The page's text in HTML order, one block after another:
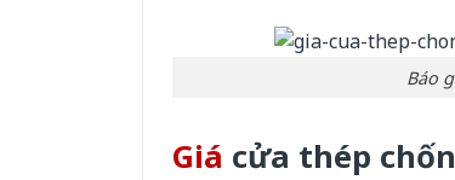
Báo
Giá cửa thép